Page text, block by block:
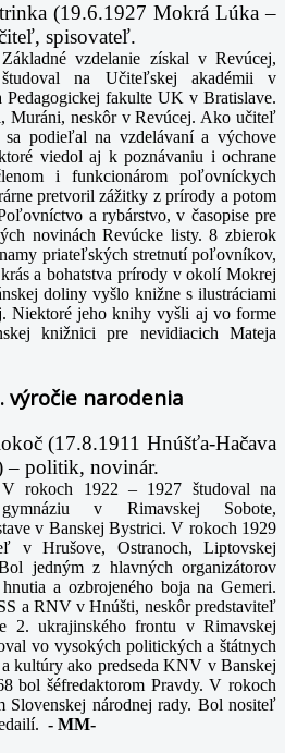
(19.6.1927 Mokrá Lúka –
spisovateľ.
Základné vzdelanie získal v Revúcej,
študoval na Učiteľskej akadémii v
Pedagogickej fakulte UK v Bratislave.
Muráni, neskôr v Revúcej. Ako učiteľ
podieľal na vzdelávaní a výchove
viedol aj k poznávaniu i ochrane
i funkcionárom poľovníckych
pretvoril zážitky z prírody a potom
a rybárstvo, v časopise pre
novinách Revúcke listy. 8 zbierok
priateľských stretnutí poľovníkov,
a bohatstva prírody v okolí Mokrej
doliny vyšlo knižne s ilustráciami
Niektoré jeho knihy vyšli aj vo forme
knižnici pre nevidiacich Mateja
výročie narodenia
(17.8.1911 Hnúšťa-Hačava
– politik, novinár.
V rokoch 1922 – 1927 študoval na
gymnáziu v Rimavskej Sobote,
v Banskej Bystrici. V rokoch 1929
v Hrušove, Ostranoch, Liptovskej
jedným z hlavných organizátorov
a ozbrojeného boja na Gemeri.
a RNV v Hnúšti, neskôr predstaviteľ
2. ukrajinského frontu v Rimavskej
vo vysokých politických a štátnych
kultúry ako predseda KNV v Banskej
bol šéfredaktorom Pravdy. V rokoch
Slovenskej národnej rady. Bol nositeľ
- MM-